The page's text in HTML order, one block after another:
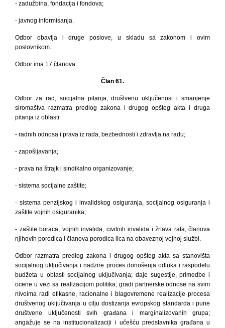
- zadužbina, fondacija i fondova;
- javnog informisanja.
Odbor obavlja i druge poslove, u skladu sa zakonom i ovim
poslovnikom.
Odbor ima 17 članova.
Član 61.
Odbor za rad, socijalna pitanja, društvenu uključenost i smanjenje
siromaštva razmatra predlog zakona i drugog opšteg akta i druga
pitanja iz oblasti:
- radnih odnosa i prava iz rada, bezbednosti i zdravlja na radu;
- zapošljavanja;
- prava na štrajk i sindikalno organizovanje;
- sistema socijalne zaštite;
- sistema penzijskog i invalidskog osiguranja, socijalnog osiguranja i
zaštite vojnih osiguranika;
- zaštite boraca, vojnih invalida, civilnih invalida i žrtava rata, članova
njihovih porodica i članova porodica lica na obaveznoj vojnoj službi.
Odbor razmatra predlog zakona i drugog opšteg akta sa stanovišta
socijalnog uključivanja i nadzire proces donošenja odluka i raspodelu
budžeta u oblasti socijalnog uključivanja; daje sugestije, primedbe i
ocene u vezi sa realizacijom politika; gradi partnerske odnose na svim
nivoima radi efikasne, racionalne i blagovremene realizacije procesa
društvenog uključivanja u cilju dostizanja evropskog standarda i pune
društvene uključenosti svih građana i marginalizovanih grupa;
angažuje se na institucionalizaciji i učešću predstavnika građana u